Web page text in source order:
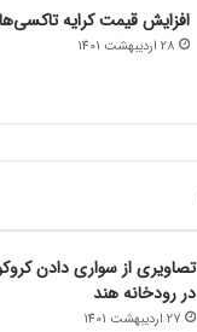
افزایش قیمت کرایه
28 اردیبهشت 1401
تصاویری از سواری دادن
در رودخانه هند
27 اردیبهشت 1401